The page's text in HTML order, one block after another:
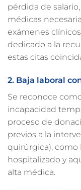
pérdida de
médicas
exámenes
dedicado a la
estas citas
2. Baja laboral
Se reconoce
incapacidad
proceso de
previos a la
quirúrgica), como
hospitalizado y
alta médica.